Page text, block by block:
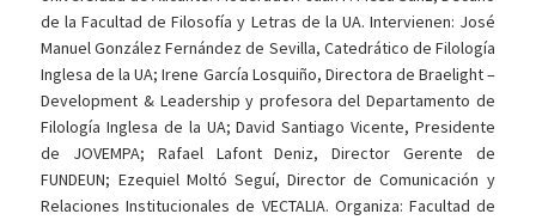
de la Facultad de Filosofía y Letras de la UA. Intervienen: José
Manuel González Fernández de Sevilla, Catedrático de Filología
Inglesa de la UA; Irene García Losquiño, Directora de Braelight –
Development & Leadership y profesora del Departamento de
Filología Inglesa de la UA; David Santiago Vicente, Presidente
de JOVEMPA; Rafael Lafont Deniz, Director Gerente de
FUNDEUN; Ezequiel Moltó Seguí, Director de Comunicación y
Relaciones Institucionales de VECTALIA. Organiza: Facultad de